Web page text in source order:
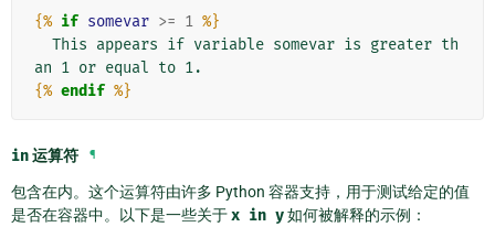
{% if somevar >= 1 %}
{% endif %}
in运算符 ¶
包含在内。这个运算符由许多 Python 容器支持，用于测试给定的值
是否在容器中。以下是一些关于x in y如何被解释的示例：